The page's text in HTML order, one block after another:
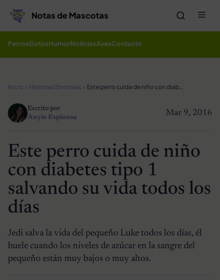
Notas de Mascotas
PerrosGatosHumorNoticiasAvesContacto
Inicio Historias Emotivas Este perro cuida de niño con diabetes tipo 1 salvando su vida todos los días
Mar 9, 2016
Escrito por
Anyie Espinosa
Este perro cuida de niño
con diabetes tipo 1
salvando su vida todos los
días
Jedi salva la vida del pequeño Luke todos los días, él
huele cuando los niveles de azúcar en la sangre del
pequeño están muy bajos o muy altos.